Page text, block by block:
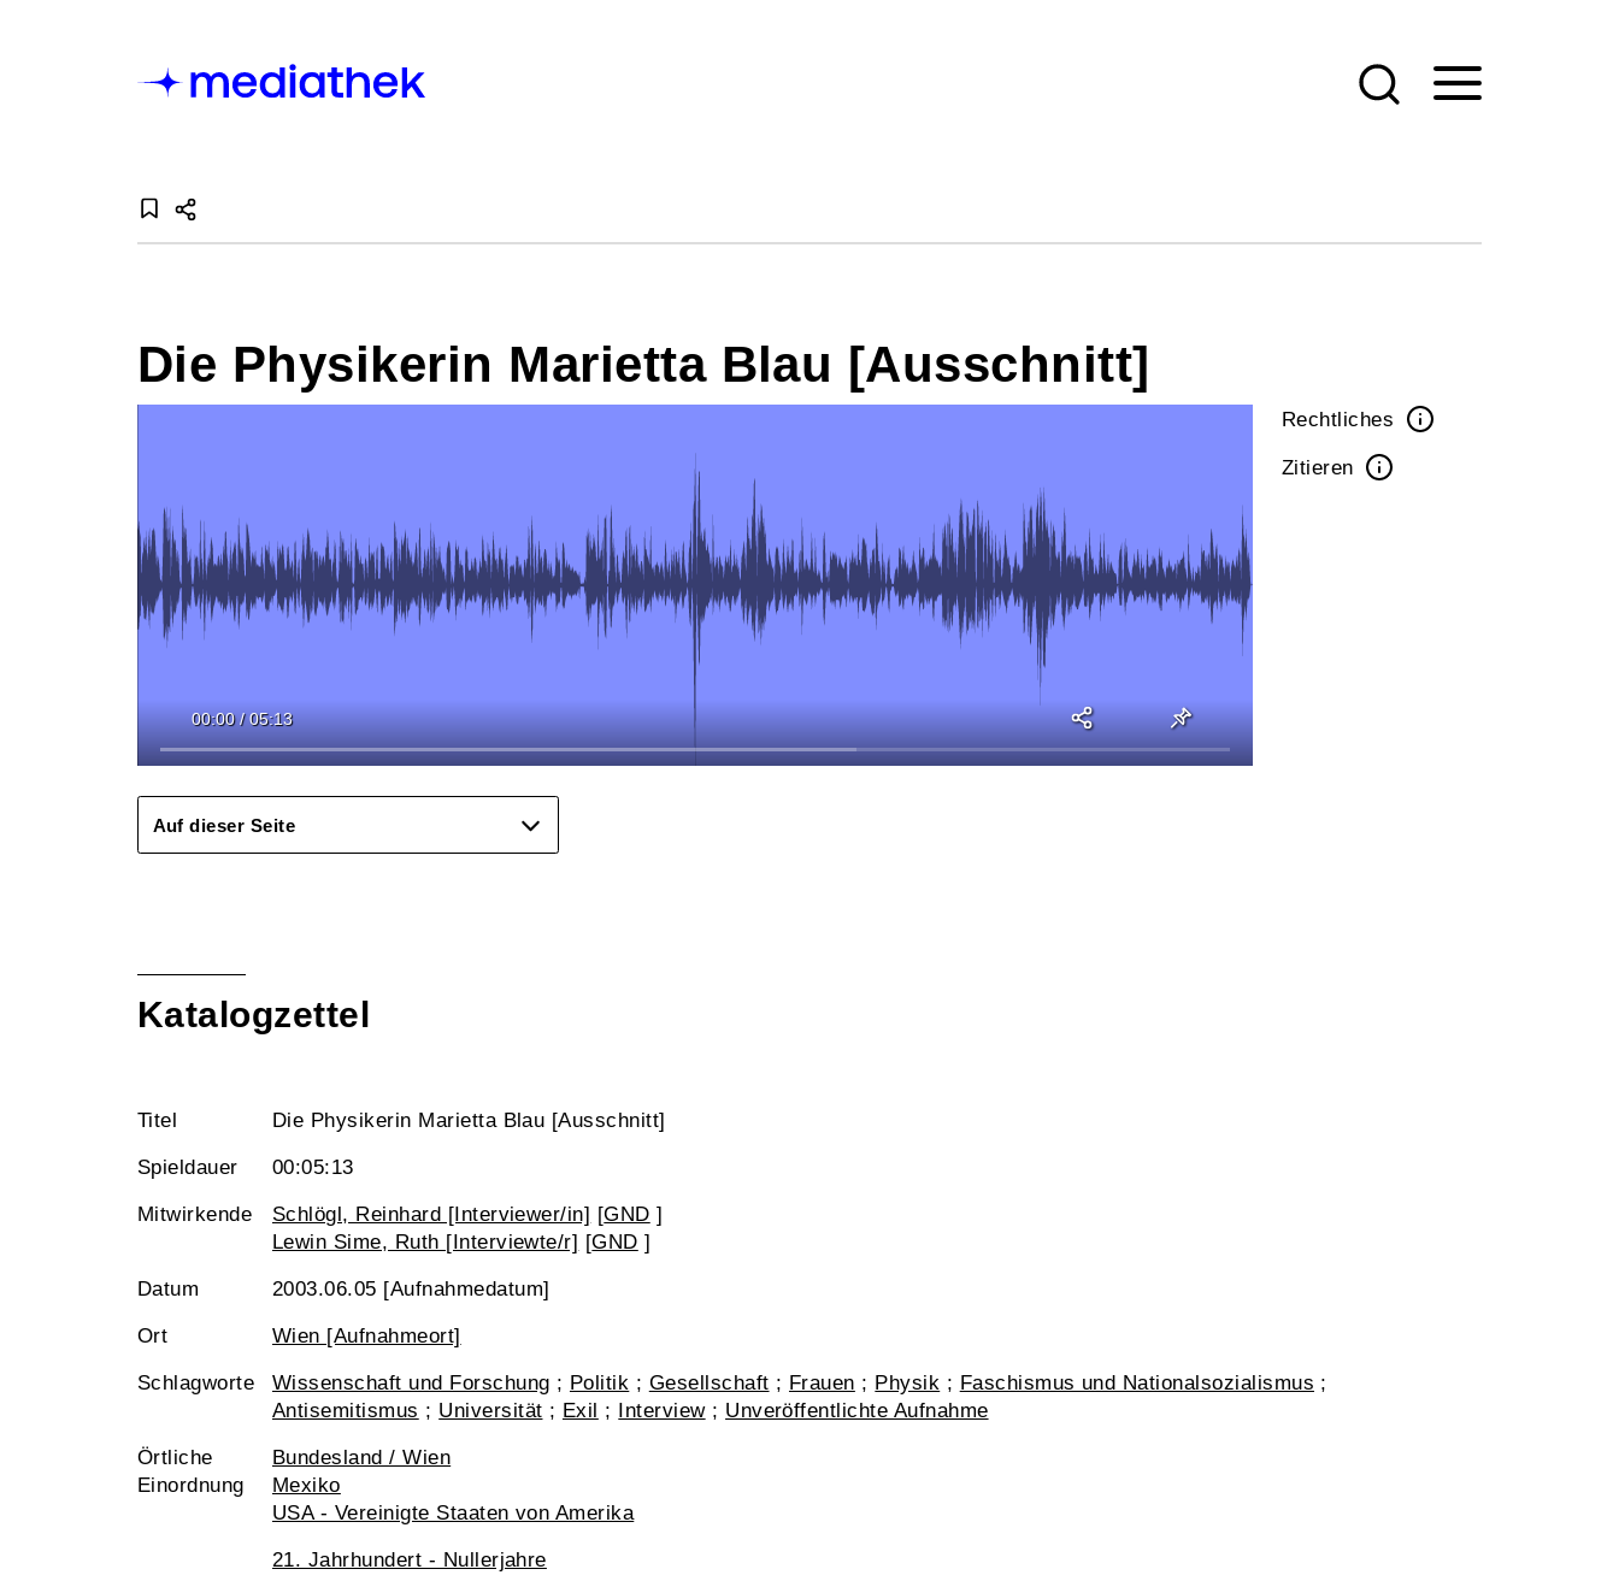
Die Physikerin Marietta Blau [Ausschnitt]
00:00 / 05:13
Rechtliches
Zitieren
Auf dieser Seite
Katalogzettel
Titel Die Physikerin Marietta Blau [Ausschnitt]
Spieldauer 00:05:13
Mitwirkende Schlögl, Reinhard [Interviewer/in] [GND ]
Lewin Sime, Ruth [Interviewte/r] [GND ]
Datum 2003.06.05 [Aufnahmedatum]
Ort Wien [Aufnahmeort]
Schlagworte Wissenschaft und Forschung ; Politik ; Gesellschaft ; Frauen ; Physik ; Faschismus und Nationalsozialismus ;
Antisemitismus ; Universität ; Exil ; Interview; Unveröffentlichte Aufnahme
Örtliche
Einordnung
Bundesland / Wien
Mexiko
USA - Vereinigte Staaten von Amerika
21. Jahrhundert - Nullerjahre